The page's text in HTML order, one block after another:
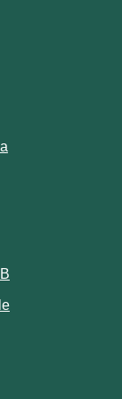
Länk till annan
webbplats.